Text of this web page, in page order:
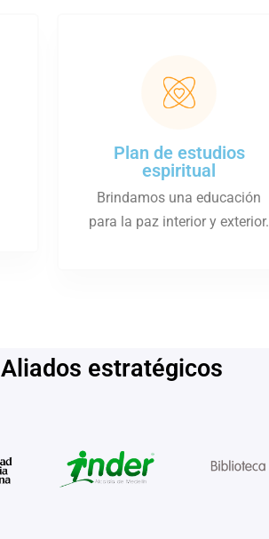
Plan de estudios
espiritual
Brindamos una educación
para la paz interior y exterior.
Aliados estratégicos